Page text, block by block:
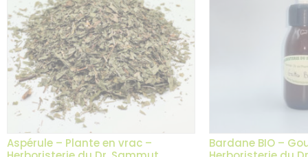
Aspérule – Plante en vrac –
Bardane BIO –